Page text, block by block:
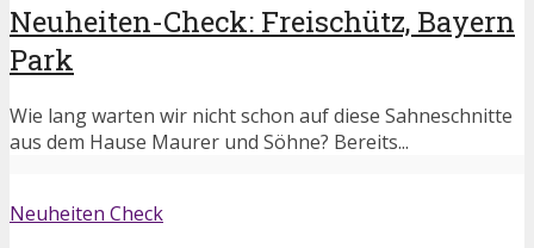
Neuheiten-Check: Freischütz, Bayern
Park
Wie lang warten wir nicht schon auf diese Sahneschnitte
aus dem Hause Maurer und Söhne? Bereits...
Neuheiten Check